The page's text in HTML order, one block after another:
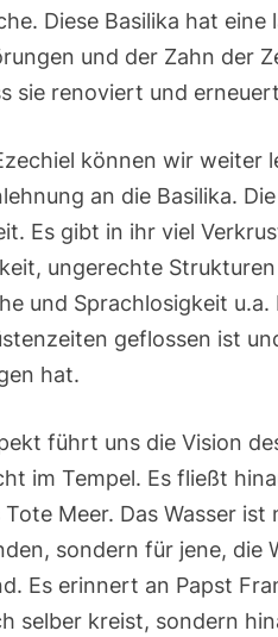
Diese Basilika hat eine
und der Zahn der
sie renoviert und
können wir
an die Basilika.
Es gibt in ihr viel
ungerechte
und Sprachlosigkeit u.a.
geflossen ist
hat.
führt uns die Vision
im Tempel. Es fließt
Meer. Das Wasser
sondern für jene, die
Es erinnert an Papst
selber kreist, sondern